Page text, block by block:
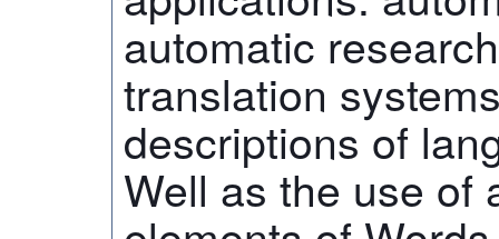
automatic
translation
descriptions of
Well as the use of